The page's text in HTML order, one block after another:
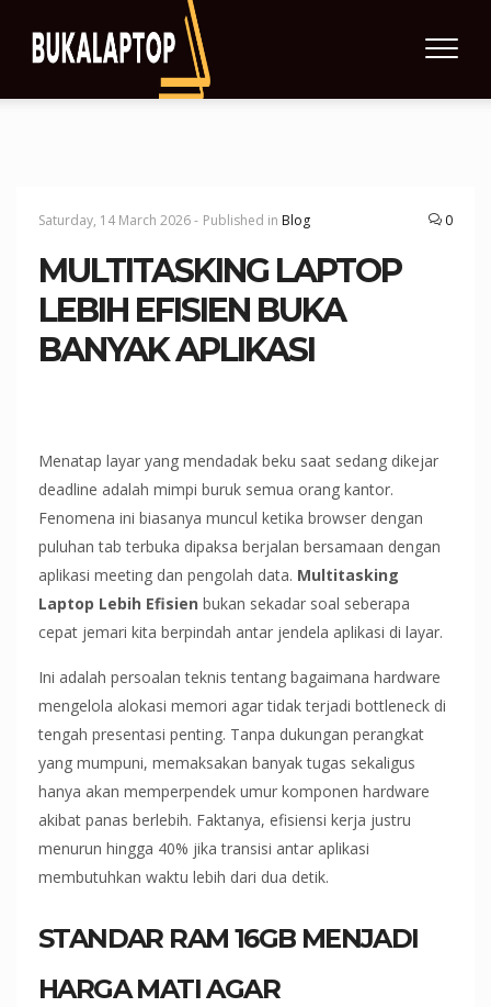
Saturday, 14 March 2026 - Published in Blog 0
MULTITASKING LAPTOP
LEBIH EFISIEN BUKA
BANYAK APLIKASI
Menatap layar yang mendadak beku saat sedang dikejar
deadline adalah mimpi buruk semua orang kantor.
Fenomena ini biasanya muncul ketika browser dengan
puluhan tab terbuka dipaksa berjalan bersamaan dengan
aplikasi meeting dan pengolah data. Multitasking
Laptop Lebih Efisien bukan sekadar soal seberapa
cepat jemari kita berpindah antar jendela aplikasi di layar.
Ini adalah persoalan teknis tentang bagaimana hardware
mengelola alokasi memori agar tidak terjadi bottleneck di
tengah presentasi penting. Tanpa dukungan perangkat
yang mumpuni, memaksakan banyak tugas sekaligus
hanya akan memperpendek umur komponen hardware
akibat panas berlebih. Faktanya, efisiensi kerja justru
menurun hingga 40% jika transisi antar aplikasi
membutuhkan waktu lebih dari dua detik.
STANDAR RAM 16GB MENJADI
HARGA MATI AGAR